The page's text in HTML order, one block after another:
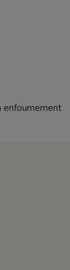
enfournement